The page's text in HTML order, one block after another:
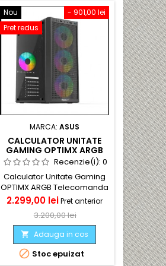
- 901,00 lei
Nou
Pret redus
MARCA: ASUS
CALCULATOR UNITATE
GAMING OPTIMX ARGB
TELECOMANDA INTEL I5
9400, 16GB RAM, GTX
1660TI 6GB, SSD M.2 +
SSD
Recenzie(i):0
Calculator Unitate Gaming
OPTIMX ARGB Telecomanda
Intel I5 9400, 16GB ram, GTX
1660TI 6GB GDDR6, SSD
M.2 250GB + SSD 512 GB
SATA3
Pret
2.299,00 leiPret anteriorPret
baza
3.200,00 lei
 Adauga in cos
 Stoc epuizat